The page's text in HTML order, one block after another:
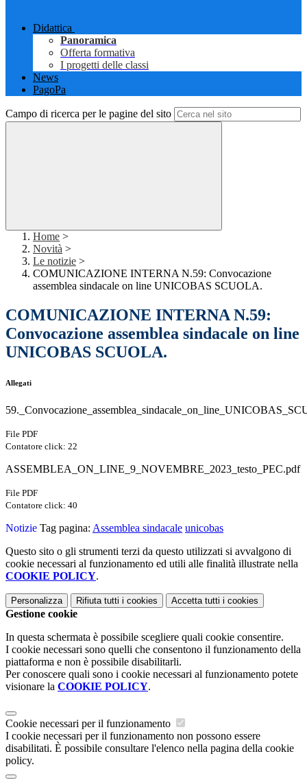
Didattica
Panoramica
Offerta formativa
I progetti delle classi
News
PagoPa
Campo di ricerca per le pagine del sito
Home >
Novità >
Le notizie >
COMUNICAZIONE INTERNA N.59: Convocazione
assemblea sindacale on line UNICOBAS SCUOLA.
COMUNICAZIONE INTERNA N.59:
Convocazione assemblea sindacale on line
UNICOBAS SCUOLA.
Allegati
File PDF
Contatore click: 22
ASSEMBLEA_ON_LINE_9_NOVEMBRE_2023_testo_PEC.pdf
File PDF
Contatore click: 40
Notizie Tag pagina: Assemblea sindacale unicobas
Questo sito o gli strumenti terzi da questo utilizzati si avvalgono di
cookie necessari al funzionamento ed utili alle finalità illustrate nella
COOKIE POLICY.
Personalizza Rifiuta tutti i cookies Accetta tutti i cookies
Gestione cookie
In questa schermata è possibile scegliere quali cookie consentire.
I cookie necessari sono quelli che consentono il funzionamento della
piattaforma e non è possibile disabilitarli.
Per conoscere quali sono i cookie necessari al funzionamento potete
visionare la COOKIE POLICY.
Cookie necessari per il funzionamento
I cookie necessari per il funzionamento non possono essere
disabilitati. È possibile consultare l'elenco nella pagina della cookie
policy.